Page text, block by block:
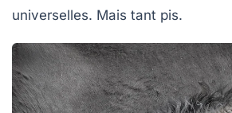
universelles. Mais tant pis.